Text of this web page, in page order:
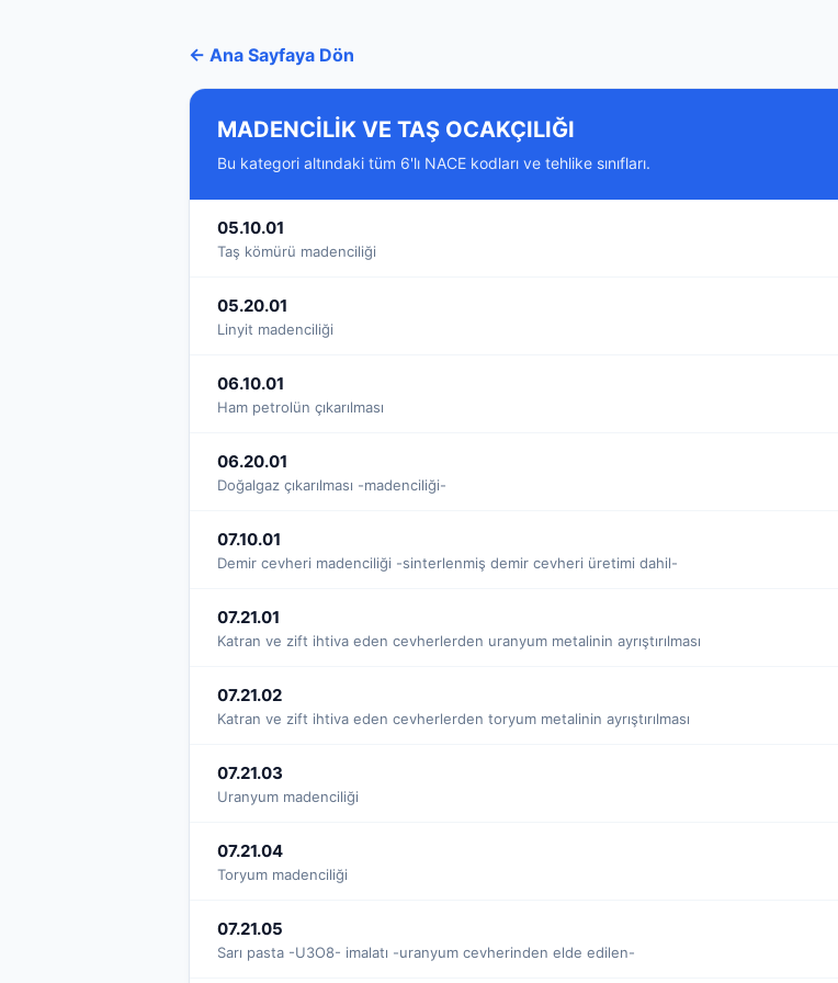
← Ana Sayfaya Dön
MADENCİLİK VE TAŞ OCAKÇILIĞI
Bu kategori altındaki tüm 6'lı NACE kodları ve tehlike sınıfları.
05.10.01
Taş kömürü madenciliği
05.20.01
Linyit madenciliği
06.10.01
Ham petrolün çıkarılması
06.20.01
Doğalgaz çıkarılması -madenciliği-
07.10.01
Demir cevheri madenciliği -sinterlenmiş demir cevheri üretimi dahil-
07.21.01
Katran ve zift ihtiva eden cevherlerden uranyum metalinin ayrıştırılması
07.21.02
Katran ve zift ihtiva eden cevherlerden toryum metalinin ayrıştırılması
07.21.03
Uranyum madenciliği
07.21.04
Toryum madenciliği
07.21.05
Sarı pasta -U3O8- imalatı -uranyum cevherinden elde edilen-